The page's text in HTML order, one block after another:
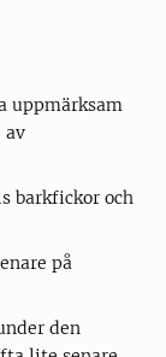
uppmärksam
av
barkfickor och
på
den